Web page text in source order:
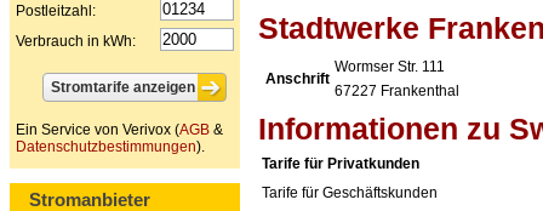
Stadtwerke
Anschrift
Wormser Str. 111
67227 Frankenthal
Informationen zu
Tarife für Privatkunden
Tarife für Geschäftskunden
Postleitzahl:
Verbrauch in kWh:
Ein Service von Verivox (AGB &
Datenschutzbestimmungen).
Stromanbieter